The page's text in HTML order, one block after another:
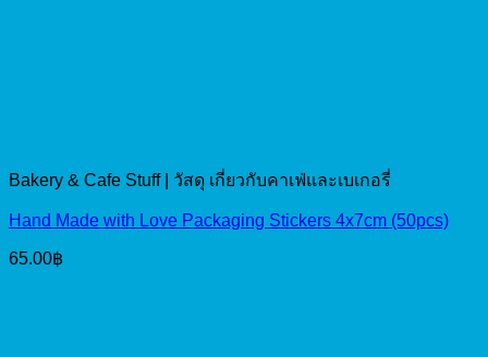
Bakery & Cafe Stuff | วัสดุ เกี่ยวกับคาเฟ่และเบเกอรี่
Hand Made with Love Packaging Stickers 4x7cm (50pcs)
65.00฿